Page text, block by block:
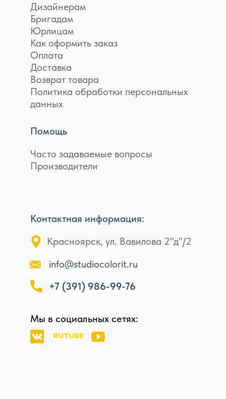
Дизайнерам
Бригадам
Юрлицам
Как оформить заказ
Оплата
Доставка
Возврат товара
Политика обработки персональных
данных
Помощь
Часто задаваемые вопросы
Производители
Контактная информация:
Красноярск, ул. Вавилова 2"д"/2
info@studiocolorit.ru
+7 (391) 986-99-76
Мы в социальных сетях: